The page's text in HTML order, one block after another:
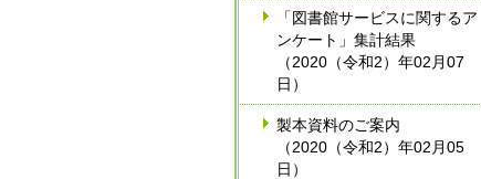
「図書館サービスに関するア
ンケート」集計結果
（2020（令和2）年02月07
日）
製本資料のご案内
（2020（令和2）年02月05
日）